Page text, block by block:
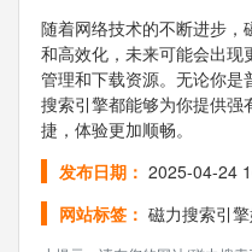
随着网络技术的不断进步，
和高效化，未来可能会出现
管理和下载资源。无论你是
搜索引擎都能够为你提供强
捷，体验更加顺畅。
发布日期： 2025-04-24
网站标签： 磁力搜索引